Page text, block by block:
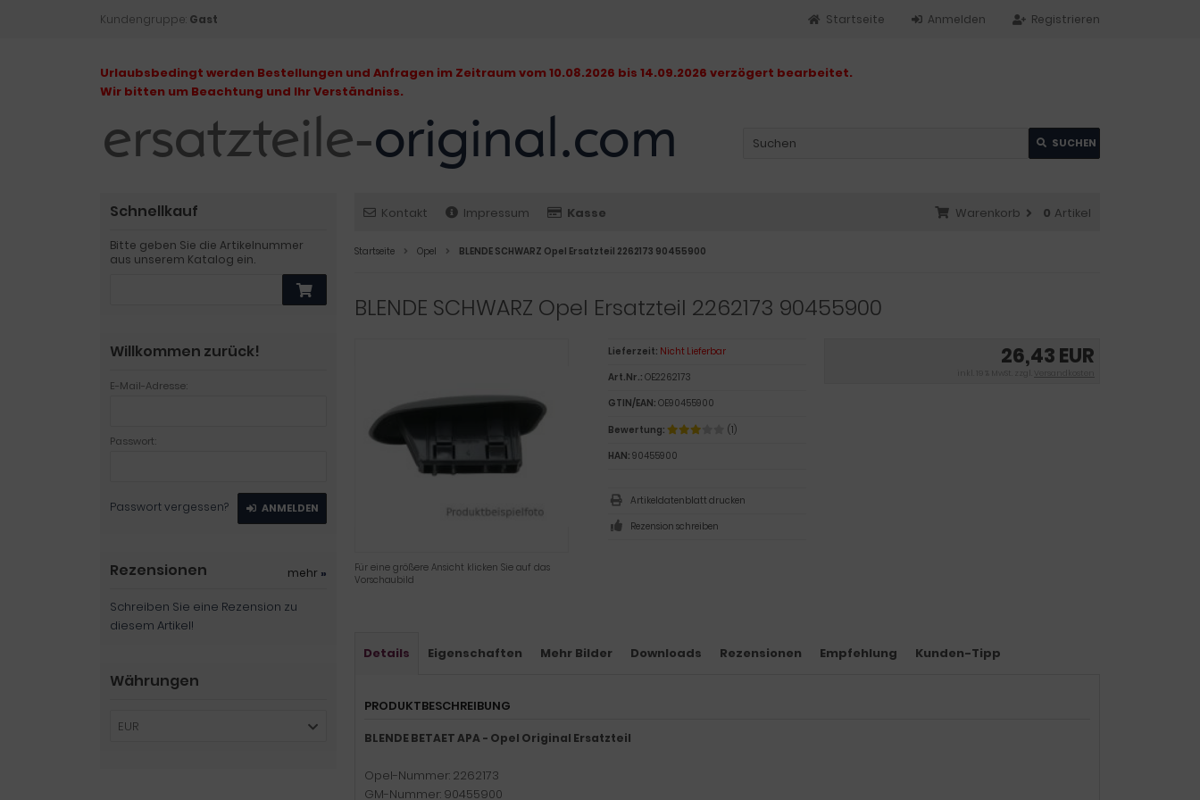
Kundengruppe: Gast Registrieren
Anmelden
Startseite
Urlaubsbedingt werden Bestellungen und Anfragen im Zeitraum vom 10.08.2026 bis 14.09.2026 verzögert bearbeitet.
Wir bitten um Beachtung und Ihr Verständniss.
SUCHEN
Kontakt Impressum Kasse Warenkorb 0 Artikel
Startseite Opel BLENDE SCHWARZ Opel Ersatzteil 2262173 90455900
BLENDE SCHWARZ Opel Ersatzteil 2262173 90455900
Für eine größere Ansicht klicken Sie auf das
Vorschaubild
26,43 EUR
inkl. 19 % MwSt. zzgl. Versandkosten
Lieferzeit: Nicht Lieferbar
Art.Nr.: OE2262173
GTIN/EAN: OE90455900
Bewertung:
(1)
HAN: 90455900
Artikeldatenblatt drucken
Rezension schreiben
Details Eigenschaften Mehr Bilder Downloads Rezensionen Empfehlung Kunden-Tipp
PRODUKTBESCHREIBUNG
BLENDE BETAET APA - Opel Original Ersatzteil
Opel-Nummer: 2262173
GM-Nummer: 90455900
Schnellkauf
Bitte geben Sie die Artikelnummer
aus unserem Katalog ein.
Willkommen zurück!
E-Mail-Adresse:
Passwort:
Passwort vergessen? ANMELDEN
Rezensionen mehr »
Schreiben Sie eine Rezension zu
diesem Artikel!
Währungen
EUR